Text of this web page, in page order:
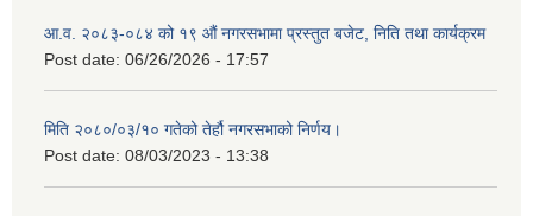
आ.व. २०८३-०८४ को १९ औं नगरसभामा प्रस्तुत बजेट, निति तथा कार्यक्रम
Post date: 06/26/2026 - 17:57
मिति २०८०/०३/१० गतेको तेर्हौ नगरसभाको निर्णय।
Post date: 08/03/2023 - 13:38